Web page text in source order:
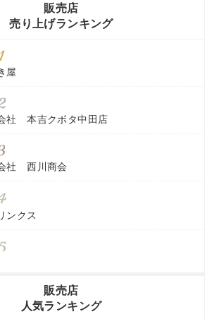
販売店
売り上げランキング
屋
社 本吉クボタ中田店
社 西川商会
ンクス
事合同会社：「茨城中古農建機販売」
販売店
人気ランキング